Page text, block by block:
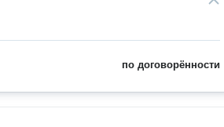
по договорённости